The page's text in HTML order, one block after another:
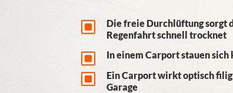
W
Die freie Durchlüftung sorgt
Regenfahrt schnell trocknet
W In einem Carport stauen
W
Ein Carport wirkt optisch
Garage